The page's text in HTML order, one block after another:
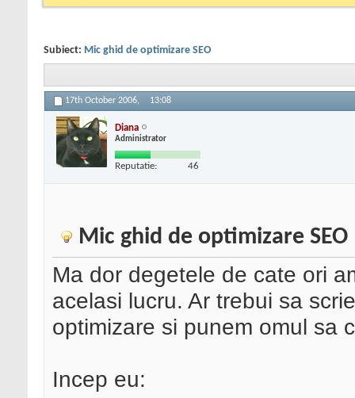
Subiect: Mic ghid de optimizare SEO
17th October 2006, 13:08
Diana
Administrator
Reputatie: 46
Mic ghid de optimizare SEO
Ma dor degetele de cate ori
acelasi lucru. Ar trebui sa
optimizare si punem omul sa
Incep eu: